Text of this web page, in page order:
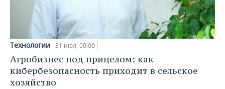
Технологии 31 июл, 00:00
Агробизнес под прицелом: как
кибербезопасность приходит в сельское
хозяйство